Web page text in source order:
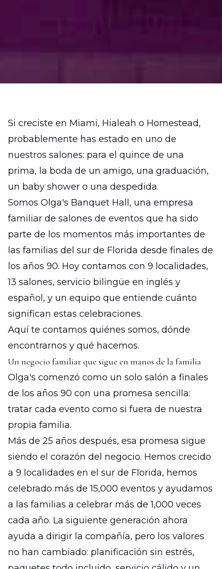
Si creciste en Miami, Hialeah o Homestead,
probablemente has estado en uno de
nuestros salones: para el quince de una
prima, la boda de un amigo, una graduación,
un baby shower o una despedida.
Somos Olga's Banquet Hall, una empresa
familiar de salones de eventos que ha sido
parte de los momentos más importantes de
las familias del sur de Florida desde finales de
los años 90. Hoy contamos con 9 localidades,
13 salones, servicio bilingüe en inglés y
español, y un equipo que entiende cuánto
significan estas celebraciones.
Aquí te contamos quiénes somos, dónde
encontrarnos y qué hacemos.
Un negocio familiar que sigue en manos de la familia
Olga's comenzó como un solo salón a finales
de los años 90 con una promesa sencilla:
tratar cada evento como si fuera de nuestra
propia familia.
Más de 25 años después, esa promesa sigue
siendo el corazón del negocio. Hemos crecido
a 9 localidades en el sur de Florida, hemos
celebrado más de 15,000 eventos y ayudamos
a las familias a celebrar más de 1,000 veces
cada año. La siguiente generación ahora
ayuda a dirigir la compañía, pero los valores
no han cambiado: planificación sin estrés,